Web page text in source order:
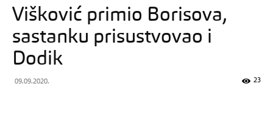
Višković primio Borisova,
sastanku prisustvovao i
Dodik
09.09.2020. 23